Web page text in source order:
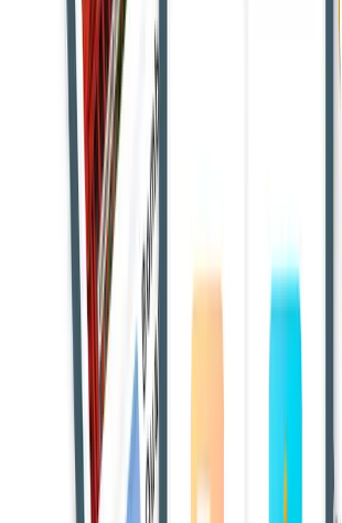
इलाहाबाद हाईकोर्ट ने स्पष्ट किया है कि सोशल